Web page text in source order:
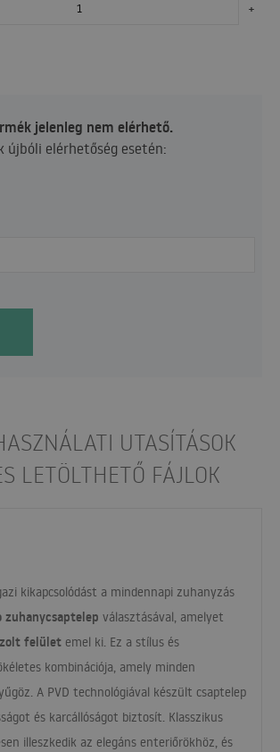
+
jelenleg nem elérhető.
újbóli elérhetőség esetén:
UTASÍTÁSOK
LETÖLTHETŐ FÁJLOK
kikapcsolódást a mindennapi zuhanyzás
zuhanycsaptelep választásával, amelyet
felület emel ki. Ez a stílus és
kombinációja, amely minden
A PVD technológiával készült csaptelep
és karcállóságot biztosít. Klasszikus
illeszkedik az elegáns enteriőrökhöz, és